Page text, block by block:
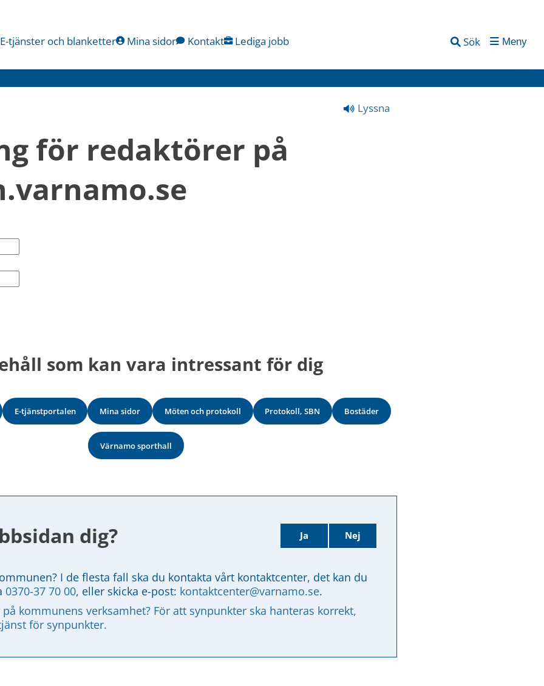
E-tjänster och blanketter Mina sidor Kontakt Lediga jobb Sök Meny
Lyssna
för redaktörer på
som kan vara intressant för dig
E-tjänstportalen Mina sidor Möten och protokoll Protokoll, SBN Bostäder
Värnamo sporthall
dig? Ja Nej
I de flesta fall ska du kontakta vårt kontaktcenter, det kan du
0370-37 70 00, eller skicka e-post: kontaktcenter@varnamo.se.
kommunens verksamhet? För att synpunkter ska hanteras korrekt,
för synpunkter.